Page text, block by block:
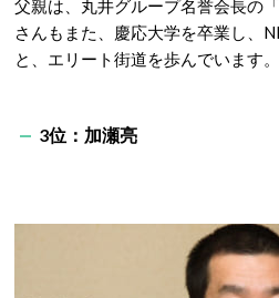
父親は、丸井グループ名誉会長の
さんもまた、慶応大学を卒業し、
と、エリート街道を歩んでいます。
3位：加瀬亮